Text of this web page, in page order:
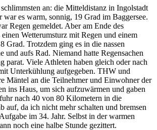
an: die Mitteldistanz in Ingolstadt
es warm, sonnig, 19 Grad im Baggersee.
Regen gemeldet. Aber am Ende des
Wetterumsturz mit Regen und einem
Grad. Trotzdem ging es in die nassen
und aufs Rad. Niemand hatte Regensachen
parat. Viele Athleten haben gleich oder nach
Unterkühlung aufgegeben. THW und
Mäntel an die Teilnehmer und Einwohner der
ins Haus, um sich aufzuwärmen und gaben
nach 40 von 80 Kilometern in die
auf, da ich nicht mehr schalten und bremsen
im 34. Jahr. Selbst in der warmen
noch eine halbe Stunde gezittert.